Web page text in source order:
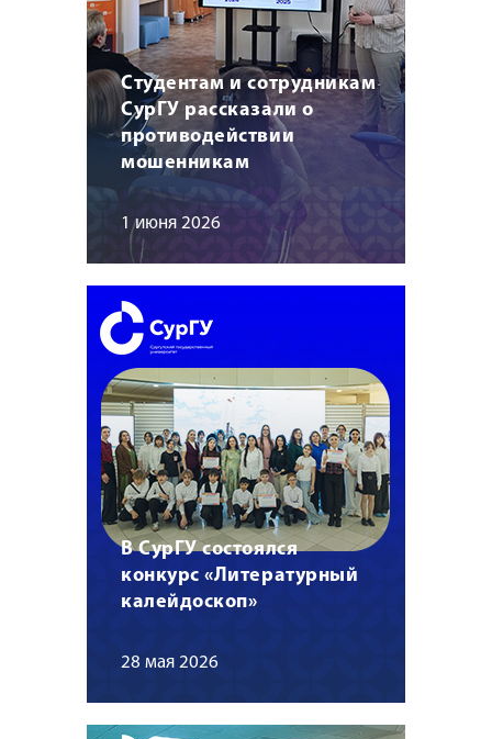
Студентам и сотрудникам
СурГУ рассказали о
противодействии
мошенникам
1 июня 2026
В СурГУ состоялся
конкурс «Литературный
калейдоскоп»
28 мая 2026